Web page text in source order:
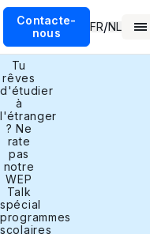
Contacte-
nous
FR/NL
Tu
rêves
d'étudier
à
l'étranger
? Ne
rate
pas
notre
WEP
Talk
spécial
programmes
scolaires